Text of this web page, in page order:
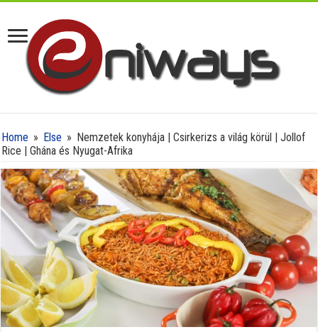
Home » Else » Nemzetek konyhája | Csirkerizs a világ körül | Jollof
Rice | Ghána és Nyugat-Afrika